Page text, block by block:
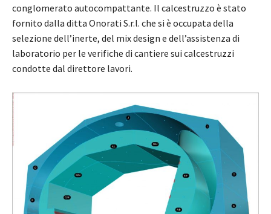
conglomerato autocompattante. Il calcestruzzo è stato
fornito dalla ditta Onorati S.r.l. che si è occupata della
selezione dell’inerte, del mix design e dell’assistenza di
laboratorio per le verifiche di cantiere sui calcestruzzi
condotte dal direttore lavori.